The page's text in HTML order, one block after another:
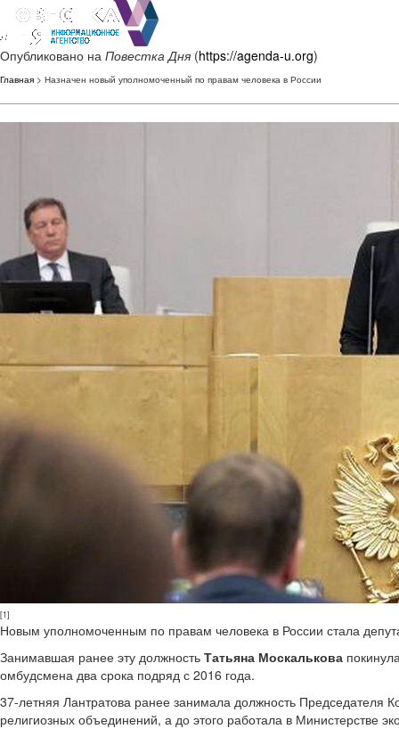
Опубликовано на Повестка Дня (https://agenda-u.org)
Главная > Назначен новый уполномоченный по правам человека в России
[1]
Новым уполномоченным по правам человека в России стала
Занимавшая ранее эту должность Татьяна Москалькова
омбудсмена два срока подряд с 2016 года.
37-летняя Лантратова ранее занимала должность Председателя
религиозных объединений, а до этого работала в Министерстве